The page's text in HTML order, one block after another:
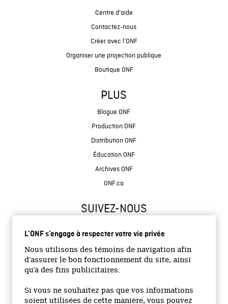
L’ONF s’engage à respecter votre vie privée
Nous utilisons des témoins de navigation afin
d’assurer le bon fonctionnement du site, ainsi
qu’à des fins publicitaires.
Si vous ne souhaitez pas que vos informations
soient utilisées de cette manière, vous pouvez
Centre d'aide
Contactez-nous
Créer avec l’ONF
Organiser une projection publique
Boutique ONF
PLUS
Blogue ONF
Production ONF
Distribution ONF
Éducation ONF
Archives ONF
ONF.ca
SUIVEZ-NOUS
Site institutionnel